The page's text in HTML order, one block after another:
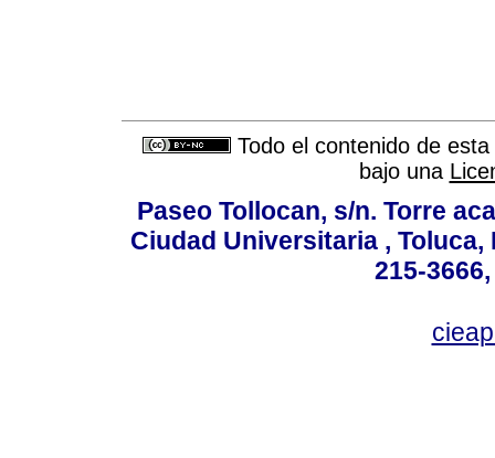
Todo el contenido de
bajo una
Paseo Tollocan, s/n. Torre
Ciudad Universitaria , Toluca,
215-